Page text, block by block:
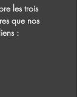
les trois
que nos
: